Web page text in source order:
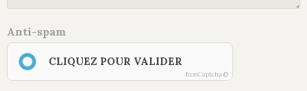
Anti-spam
CLIQUEZ POUR VALIDER
IconCaptcha ©